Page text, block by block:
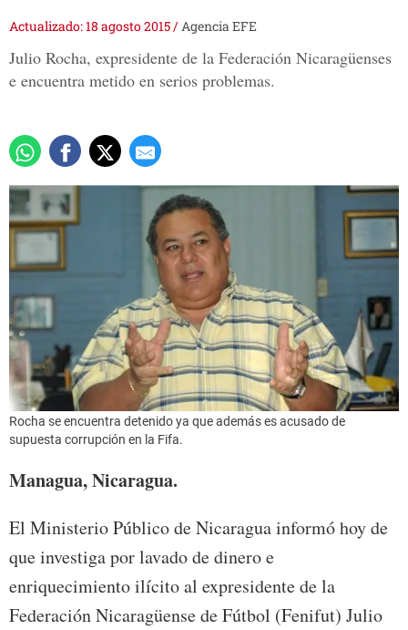
Actualizado: 18 agosto 2015/Agencia EFE
Julio Rocha, expresidente de la Federación Nicaragüenses
e encuentra metido en serios problemas.
Rocha se encuentra detenido ya que además es acusado de
supuesta corrupción en la Fifa.
Managua, Nicaragua.
El Ministerio Público de Nicaragua informó hoy de
que investiga por lavado de dinero e
enriquecimiento ilícito al expresidente de la
Federación Nicaragüense de Fútbol (Fenifut) Julio